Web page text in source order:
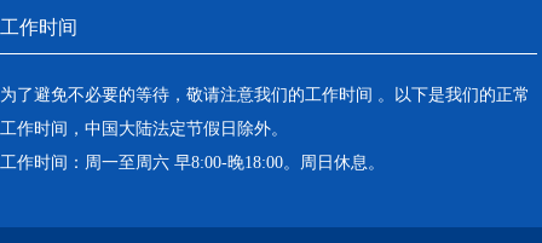
工作时间
为了避免不必要的等待，敬请注意我们的工作时间 。以下是我们的正常
工作时间，中国大陆法定节假日除外。
工作时间：周一至周六 早8:00-晚18:00。周日休息。